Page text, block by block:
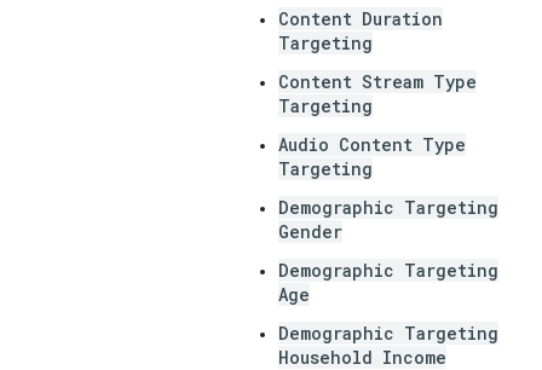
Content Duration
Targeting
Content Stream Type
Targeting
Audio Content Type
Targeting
Demographic Targeting
Gender
Demographic Targeting
Age
Demographic Targeting
Household Income